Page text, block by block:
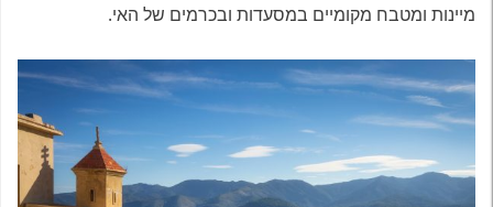
מיינות ומטבח מקומיים במסעדות ובכרמים של האי.